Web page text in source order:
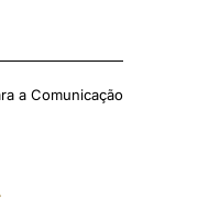
a Comunicação